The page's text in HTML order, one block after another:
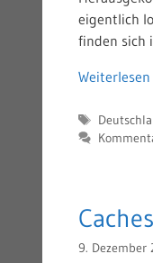
eigentlich
finden sich
9. Dezember